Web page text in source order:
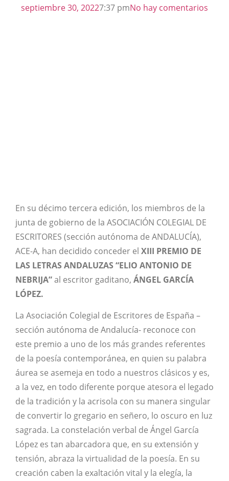
septiembre 30, 20227:37 pmNo hay comentarios
En su décimo tercera edición, los miembros de la
junta de gobierno de la ASOCIACIÓN COLEGIAL DE
ESCRITORES (sección autónoma de ANDALUCÍA),
ACE-A, han decidido conceder el XIII PREMIO DE
LAS LETRAS ANDALUZAS “ELIO ANTONIO DE
NEBRIJA”al escritor gaditano, ÁNGEL GARCÍA
LÓPEZ.
La Asociación Colegial de Escritores de España –
sección autónoma de Andalucía- reconoce con
este premio a uno de los más grandes referentes
de la poesía contemporánea, en quien su palabra
áurea se asemeja en todo a nuestros clásicos y es,
a la vez, en todo diferente porque atesora el legado
de la tradición y la acrisola con su manera singular
de convertir lo gregario en señero, lo oscuro en luz
sagrada. La constelación verbal de Ángel García
López es tan abarcadora que, en su extensión y
tensión, abraza la virtualidad de la poesía. En su
creación caben la exaltación vital y la elegía, la